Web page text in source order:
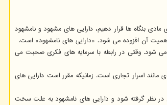
بنگاه ها قرار دهیم، دارایی های مشهود و نامشهود
آن افزوده می شود، «دارایی های نامشهود» است.
می شود. وقتی در رابطه با سرمایه های فکری صحبت می
مانند اسرار تجاری است. زمانیکه مقرر است دارایی های
بیان شده که در تراز مالی شرکت ها چه مواردی در نظر گرفته شود و دارایی های نامشهود به علت سخت